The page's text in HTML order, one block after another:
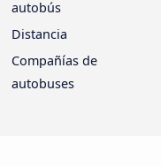
autobús
Distancia
Compañías de
autobuses